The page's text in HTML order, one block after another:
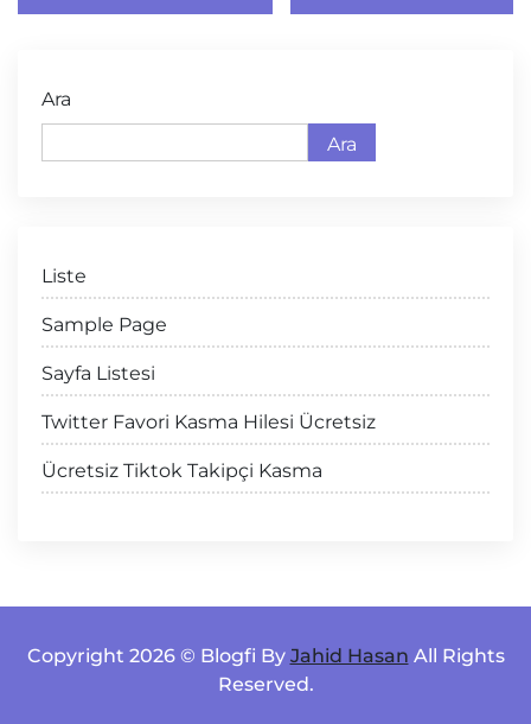
Ara
Ara
Liste
Sample Page
Sayfa Listesi
Twitter Favori Kasma Hilesi Ücretsiz
Ücretsiz Tiktok Takipçi Kasma
Copyright 2026 © Blogfi By Jahid Hasan All Rights
Reserved.